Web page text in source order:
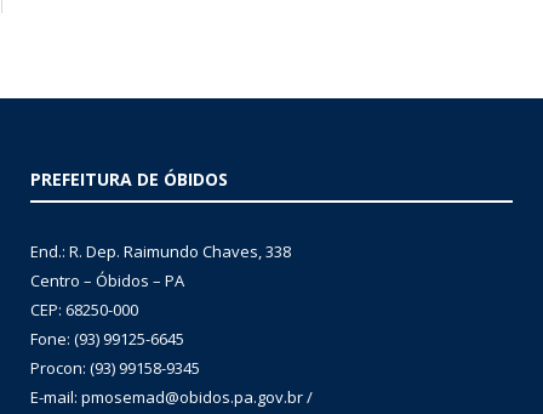
PREFEITURA DE ÓBIDOS
End.: R. Dep. Raimundo Chaves, 338
Centro – Óbidos – PA
CEP: 68250-000
Fone: (93) 99125-6645
Procon: (93) 99158-9345
E-mail: pmosemad@obidos.pa.gov.br /